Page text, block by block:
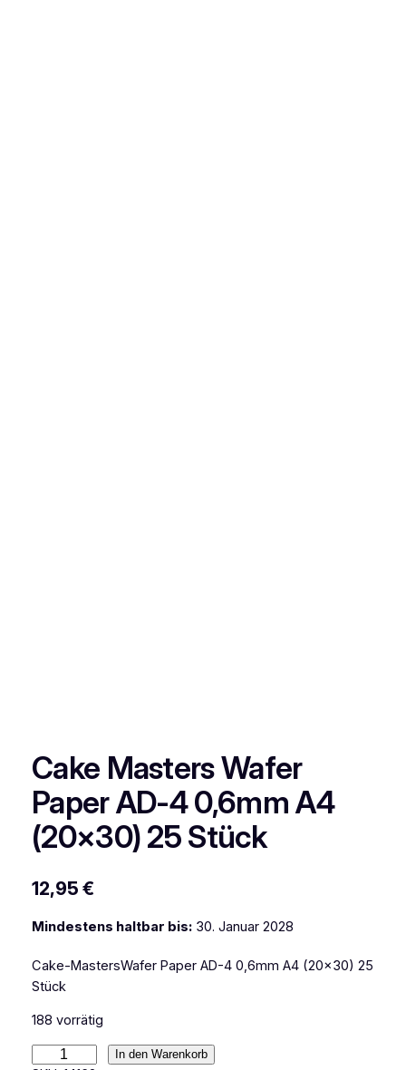
Cake Masters Wafer
Paper AD-4 0,6mm A4
(20×30) 25 Stück
12,95 €
Mindestens haltbar bis:30. Januar 2028
Cake-MastersWafer Paper AD-4 0,6mm A4 (20×30) 25
Stück
188 vorrätig
In den Warenkorb